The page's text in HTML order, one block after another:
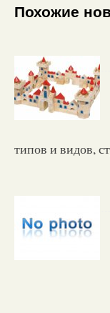
Похожие
типов и видов,